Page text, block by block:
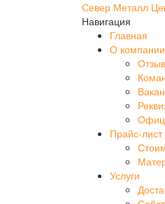
Север Металл
Навигация
Главная
О компании
Прайс-лист
Услуги